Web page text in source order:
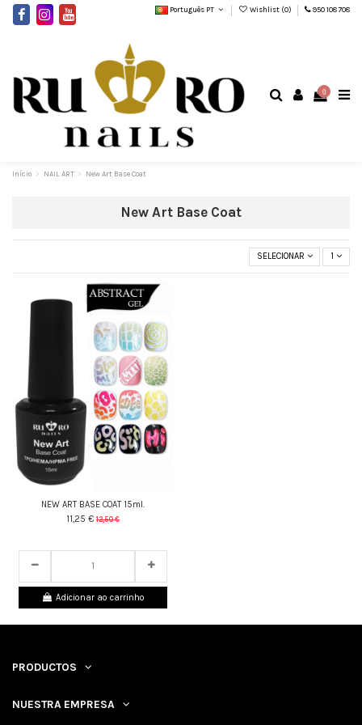
Português PT Wishlist (0) 950 108 708
0
Início NAIL ART New Art Base Coat
New Art Base Coat
SELECIONAR 1
NEW ART BASE COAT 15ml.
11,25 €12,50 €
Adicionar ao carrinho
PRODUCTOS
NUESTRA EMPRESA